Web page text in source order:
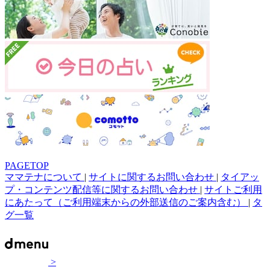
PAGETOP
ママテナについて | サイトに関するお問い合わせ | タイアッ
プ・コンテンツ配信等に関するお問い合わせ | サイトご利用
にあたって（ご利用端末からの外部送信のご案内含む） | タ
グ一覧
>